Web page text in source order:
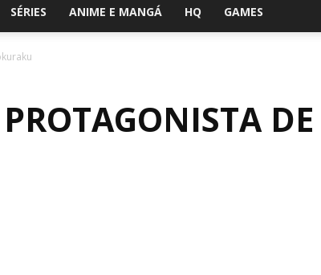
Galáxia:
SÉRIES ANIME E MANGÁ HQ GAMES
DE